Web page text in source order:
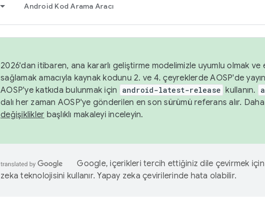
Android Kod Arama Aracı
2026'dan itibaren, ana kararlı geliştirme modelimizle uyumlu olmak ve
sağlamak amacıyla kaynak kodunu 2. ve 4. çeyreklerde AOSP'de
AOSP'ye katkıda bulunmak için
android-latest-release kullanın.
dalı her zaman AOSP'ye gönderilen en son sürümü referans alır.
değişiklikler başlıklı makaleyi inceleyin.
Google, içerikleri tercih ettiğiniz dile çevirmek
zeka teknolojisini kullanır. Yapay zeka çevirilerinde hata olabilir.